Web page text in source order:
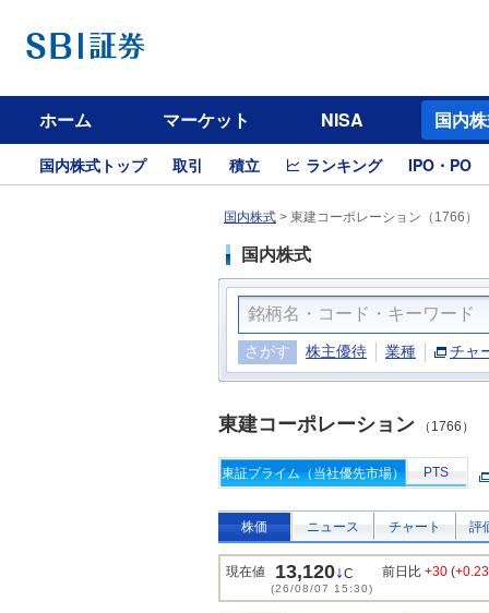
ホーム マーケット NISA 国内
国内株式トップ 取引 積立 ランキング IPO・PO
国内株式 > 東建コーポレーション（1766）
国内株式
さがす 株主優待 業種 チャ
東建コーポレーション （1766）
東証プライム（当社優先市場） PTS
株価 ニュース チャート 評
現在値 13,120↓C
(26/08/07 15:30)
前日比 +30 (